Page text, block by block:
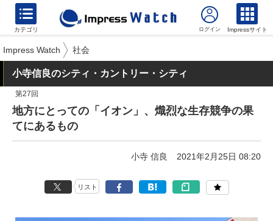
カテゴリ Impressサイト
Impress Watch 社会
小寺信良のシティ・カントリー・シティ
第27回
地方にとっての「イオン」、熾烈な生存競争の果
てにあるもの
小寺 信良 2021年2月25日 08:20
リスト